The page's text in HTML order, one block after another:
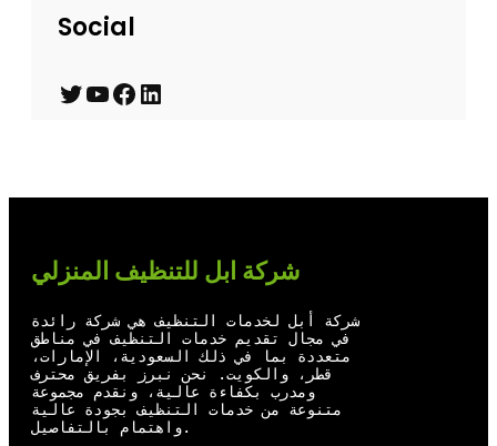
Social
T
t
e
r
Y
u
b
e
F
o
o
k
L
e
d
I
n
شركة ابل للتنظيف المنزلي
شركة أبل لخدمات التنظيف هي شركة رائدة
في مجال تقديم خدمات التنظيف في مناطق
متعددة بما في ذلك السعودية، الإمارات،
قطر، والكويت. نحن نبرز بفريق محترف
ومدرب بكفاءة عالية، ونقدم مجموعة
متنوعة من خدمات التنظيف بجودة عالية
واهتمام بالتفاصيل.